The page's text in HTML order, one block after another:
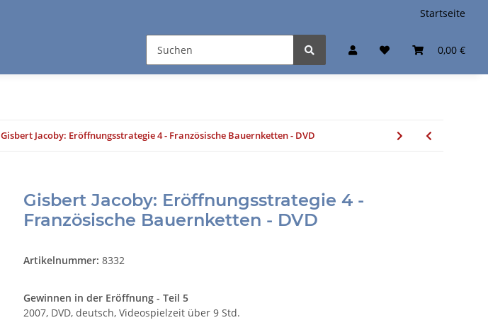
Startseite
0,00 €
Gisbert Jacoby: Eröffnungsstrategie 4 - Französische Bauernketten - DVD
Gisbert Jacoby: Eröffnungsstrategie 4 -
Französische Bauernketten - DVD
Artikelnummer: 8332
Gewinnen in der Eröffnung - Teil 5
2007, DVD, deutsch, Videospielzeit über 9 Std.